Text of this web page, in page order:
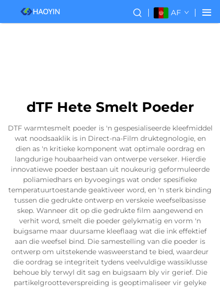
AF
dTF Hete Smelt Poeder
DTF warmtesmelt poeder is 'n gespesialiseerde kleefmiddel
wat noodsaaklik is in Direct-na-Film druktegnologie, en
dien as 'n kritieke komponent wat optimale oordrag en
langdurige houbaarheid van ontwerpe verseker. Hierdie
innovatiewe poeder bestaan uit noukeurig geformuleerde
poliamiedhars en byvoegings wat onder spesifieke
temperatuurtoestande geaktiveer word, en 'n sterk binding
tussen die gedrukte ontwerp en verskeie weefselbasisse
skep. Wanneer dit op die gedrukte film aangewend en
verhit word, smelt die poeder gelykmatig en vorm 'n
buigsame maar duursame kleeflaag wat die ink effektief
aan die weefsel bind. Die samestelling van die poeder is
ontwerp om uitstekende wasweerstand te bied, waardeur
die oordrag se integriteit tydens veelvuldige wassiklusse
behoue bly terwyl dit sag en buigsaam bly vir gerief. Die
partikelgrootteverspreiding is geoptimaliseer vir gelyke